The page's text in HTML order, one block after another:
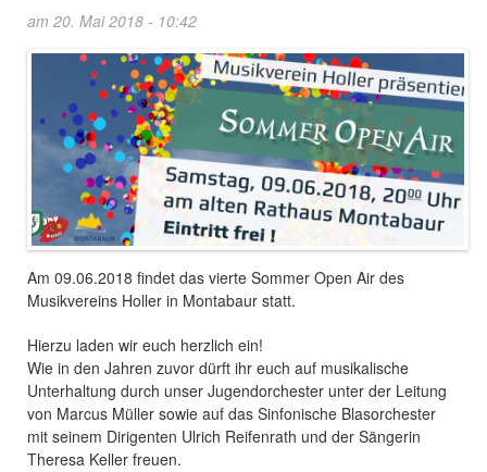
am 20. Mai 2018 - 10:42
Am 09.06.2018 findet das vierte Sommer Open Air des
Musikvereins Holler in Montabaur statt.
Hierzu laden wir euch herzlich ein!
Wie in den Jahren zuvor dürft ihr euch auf musikalische
Unterhaltung durch unser Jugendorchester unter der Leitung
von Marcus Müller sowie auf das Sinfonische Blasorchester
mit seinem Dirigenten Ulrich Reifenrath und der Sängerin
Theresa Keller freuen.